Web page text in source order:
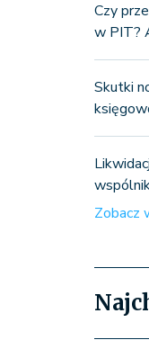
Czy
w PIT?
Skutki
Zobacz